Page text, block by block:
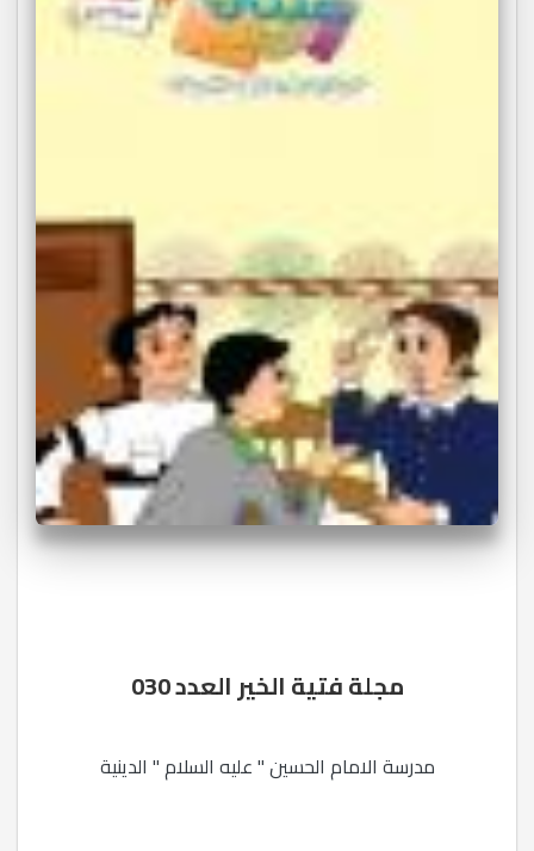
مجلة فتية الخير العدد 030
مدرسة الامام الحسين " عليه السلام " الدينية